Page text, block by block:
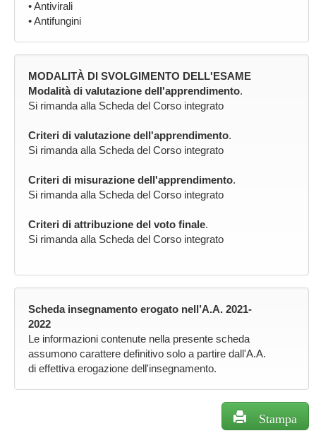
• Antivirali
• Antifungini
MODALITÀ DI SVOLGIMENTO DELL'ESAME
Modalità di valutazione dell'apprendimento.
Si rimanda alla Scheda del Corso integrato
Criteri di valutazione dell'apprendimento.
Si rimanda alla Scheda del Corso integrato
Criteri di misurazione dell'apprendimento.
Si rimanda alla Scheda del Corso integrato
Criteri di attribuzione del voto finale.
Si rimanda alla Scheda del Corso integrato
Scheda insegnamento erogato nell’A.A. 2021-
2022
Le informazioni contenute nella presente scheda
assumono carattere definitivo solo a partire dall'A.A.
di effettiva erogazione dell'insegnamento.
Stampa